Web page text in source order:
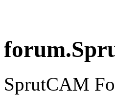
SprutCAM